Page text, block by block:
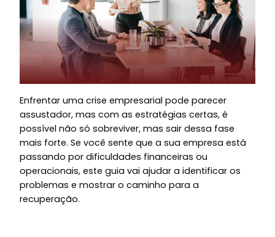
Enfrentar uma crise empresarial pode parecer
assustador, mas com as estratégias certas, é
possível não só sobreviver, mas sair dessa fase
mais forte. Se você sente que a sua empresa está
passando por dificuldades financeiras ou
operacionais, este guia vai ajudar a identificar os
problemas e mostrar o caminho para a
recuperação.